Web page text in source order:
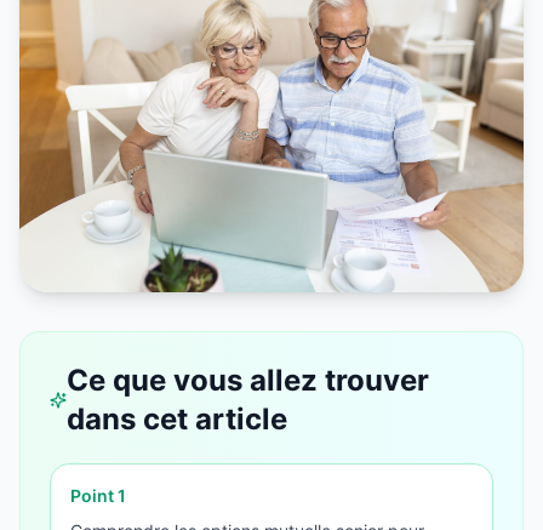
Ce que vous allez trouver
dans cet article
Point1